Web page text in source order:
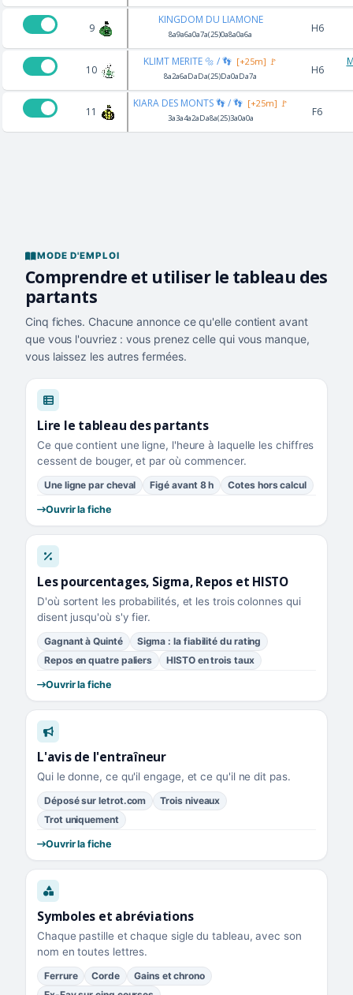
9
KINGDOM DU LIAMONE
8a9a6a0a7a(25)0a8a0a6a H6
10
KLIMT MERITE 🔩 / 👣 [+25m] 🚩
8a2a6aDaDa(25)Da0aDa7a H6
11
KIARA DES MONTS 👣 / 👣 [+25m] 🚩
3a3a4a2aDa8a(25)3a0a0a F6
MODE D'EMPLOI
Comprendre et utiliser le tableau des
partants
Cinq fiches. Chacune annonce ce qu'elle contient avant
que vous l'ouvriez : vous prenez celle qui vous manque,
vous laissez les autres fermées.
Lire le tableau des partants
Ce que contient une ligne, l'heure à laquelle les chiffres
cessent de bouger, et par où commencer.
Une ligne par cheval Figé avant 8 h Cotes hors calcul
Ouvrir la fiche
Les pourcentages, Sigma, Repos et HISTO
D'où sortent les probabilités, et les trois colonnes qui
disent jusqu'où s'y fier.
Gagnant à Quinté
Sigma : la fiabilité du rating
Repos en quatre paliers
HISTO en trois taux
Ouvrir la fiche
L'avis de l'entraîneur
Qui le donne, ce qu'il engage, et ce qu'il ne dit pas.
Déposé sur letrot.com
Trois niveaux
Trot uniquement
Ouvrir la fiche
Symboles et abréviations
Chaque pastille et chaque sigle du tableau, avec son
nom en toutes lettres.
Ferrure Corde
Gains et chrono